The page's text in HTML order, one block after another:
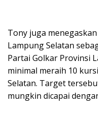
Tony juga
Lampung Selatan
Partai Golkar Provinsi
minimal meraih 10
Selatan. Target
mungkin dicapai